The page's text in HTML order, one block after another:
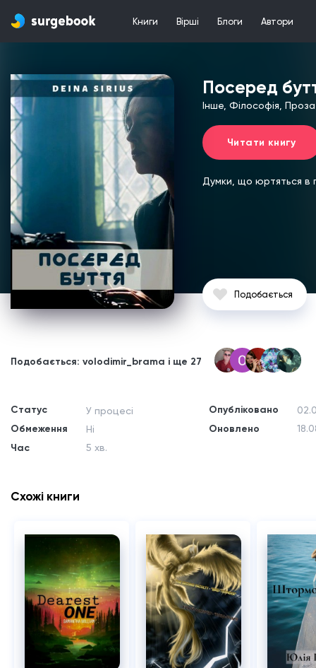
Книги Вірші Блоги Автори
Посеред
Інше, Філософія, Проза
Читати книгу
Думки, що юртяться в
Подобається
Подобається: volodimir_brama і ще 27
Статус
Обмеження
Час
У процесі
Ні
5 хв.
Опубліковано
Оновлено
Схожі книги